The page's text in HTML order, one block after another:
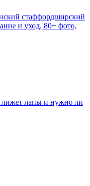
стаффордширский
и уход, 80+ фото,
лижет лапы и нужно ли